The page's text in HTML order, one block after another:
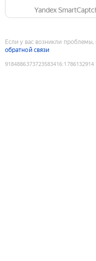
Yandex
Если у вас возникли проблемы,
обратной связи
9184886373723583416:1786132914